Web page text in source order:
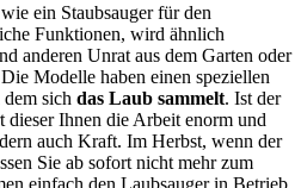
ein Staubsauger für den
Funktionen, wird ähnlich
anderen Unrat aus dem Garten oder
Modelle haben einen speziellen
sich das Laub sammelt. Ist der
dieser Ihnen die Arbeit enorm und
auch Kraft. Im Herbst, wenn der
Sie ab sofort nicht mehr zum
einfach den Laubsauger in Betrieb